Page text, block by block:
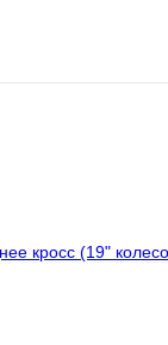
наличии